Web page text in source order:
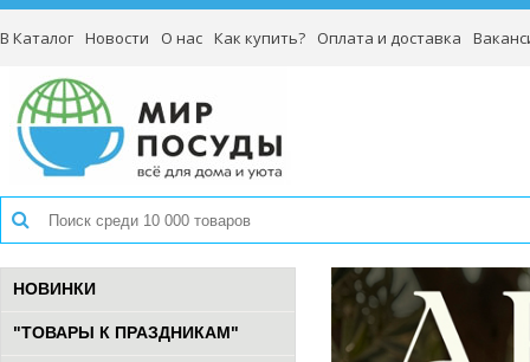
В Каталог Новости О нас Как купить? Оплата и доставка
НОВИНКИ
"ТОВАРЫ К ПРАЗДНИКАМ"